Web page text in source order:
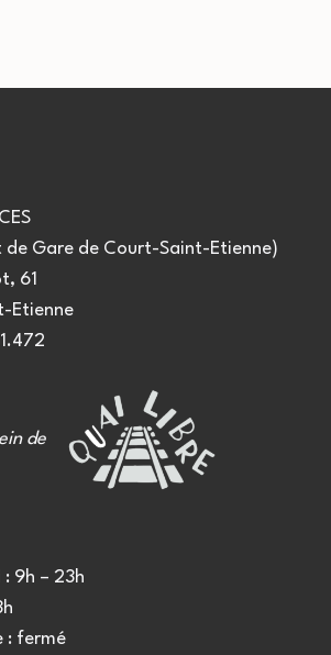
Gare de Court-Saint-Etienne)
61
Etienne
de
9h – 23h
: fermé